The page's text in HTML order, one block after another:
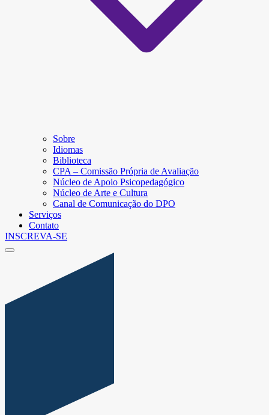
Sobre
Idiomas
Biblioteca
CPA – Comissão Própria de Avaliação
Núcleo de Apoio Psicopedagógico
Núcleo de Arte e Cultura
Canal de Comunicação do DPO
Serviços
Contato
INSCREVA-SE